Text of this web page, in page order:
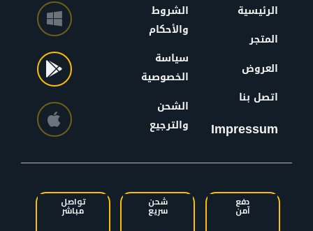
الرئيسية
المتجر
العروض
اتصل بنا
Impressum
الشروط
والأحكام
سياسة
الخصوصية
الشحن
والترجيع
دفع
آمن
شحن
سريع
تواصل
مباشر